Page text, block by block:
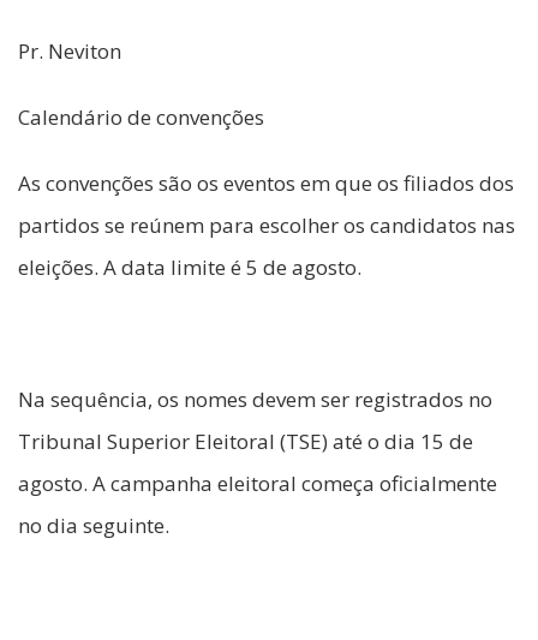
Pr. Neviton
Calendário de convenções
As convenções são os eventos em que os filiados dos
partidos se reúnem para escolher os candidatos nas
eleições. A data limite é 5 de agosto.
Na sequência, os nomes devem ser registrados no
Tribunal Superior Eleitoral (TSE) até o dia 15 de
agosto. A campanha eleitoral começa oficialmente
no dia seguinte.